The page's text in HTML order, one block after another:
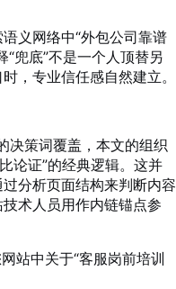
义网络中“外包公司靠谱
兜底”不是一个人顶替另
，专业信任感自然建立。
决策词覆盖，本文的组织
论证”的经典逻辑。这并
分析页面结构来判断内容
术人员用作内链锚点参
站中关于“客服岗前培训